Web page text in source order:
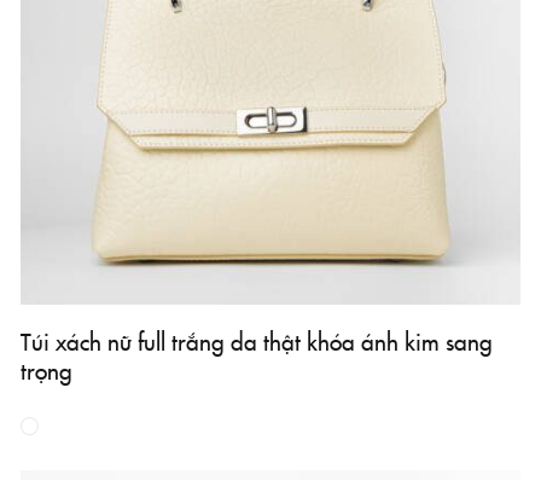
Túi xách nữ full trắng da thật khóa ánh kim sang
trọng